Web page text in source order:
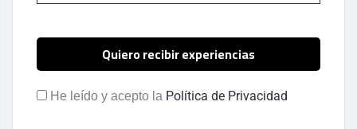
He leído y acepto la Política de Privacidad